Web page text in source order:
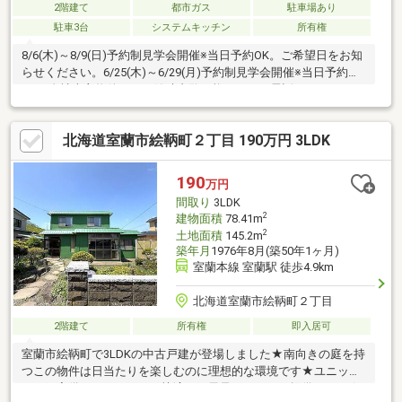
2階建て 都市ガス
駐車場あり
駐車3台
システムキッチン 所有権
8/6(木)～8/9(日)予約制見学会開催※当日予約OK。ご希望日をお知
らせください。6/25(木)～6/29(月)予約制見学会開催※当日予約
希望日をお知らせください。【リフォーム内容】駐車場拡張、屋
根塗装、外壁塗装システムキッチン交換、ユニットバス交換、ト
イレ交換、洗面化粧台交換間取変更、玄関扉交換、室内ドア交
換、床材上張り、シューズボックス交換、クロス張替え、給湯器
交換、インターホン設置、火災警報器設置、照明器具交換等【お
すすめポイント】・雨漏り、構造上主要な部分の欠陥や・腐食、
北海道室蘭市絵鞆町２丁目 190万円 3LDK
190万円
間取り 3LDK
建物面積78.41m2
土地面積145.2m2
築年月 1976年8月(築50年1ヶ月)
室蘭本線 室蘭駅 徒歩4.9km
北海道室蘭市絵鞆町２丁目
2階建て 所有権 即入居可
室蘭市絵鞆町で3LDKの中古戸建が登場しました★南向きの庭を持
つこの物件は日当たりを楽しむのに理想的な環境です★ユニット